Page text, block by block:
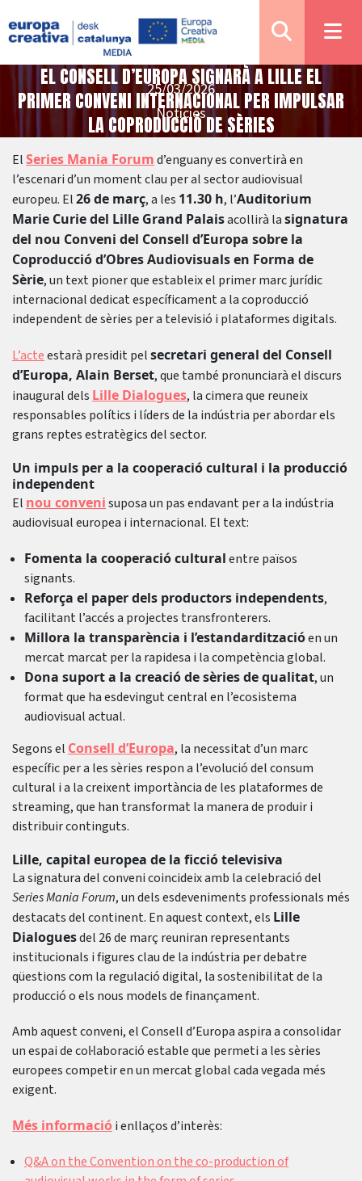
Notícies
EL CONSELL D’EUROPA SIGNARÀ A LILLE EL
PRIMER CONVENI INTERNACIONAL PER IMPULSAR
LA COPRODUCCIÓ DE SÈRIES
25/03/2026
ElSeries Mania Forumd’enguany es convertirà en
l’escenari d’un moment clau per al sector audiovisual
europeu. El26 de març, a les 11.30 h, l’Auditorium
Marie Curie del Lille Grand Palaisacollirà lasignatura
del nou Conveni del Consell d’Europa sobre la
Coproducció d’Obres Audiovisuals en Forma de
Sèrie, un text pioner que estableix el primer marc jurídic
internacional dedicat específicament a la coproducció
independent de sèries per a televisió i plataformes digitals.
L’acteestarà presidit pelsecretari general del Consell
d’Europa, Alain Berset, que també pronunciarà el discurs
inaugural dels Lille Dialogues, la cimera que reuneix
responsables polítics i líders de la indústria per abordar els
grans reptes estratègics del sector.
Un impuls per a la cooperació cultural i la producció
independent
El nou convenisuposa un pas endavant per a la indústria
audiovisual europea i internacional. El text:
Fomenta la cooperació culturalentre països
signants.
Reforça el paper dels productors independents,
facilitant l’accés a projectes transfronterers.
Millora la transparència i l’estandarditzacióen un
mercat marcat per la rapidesa i la competència global.
Dona suport a la creació de sèries de qualitat, un
format que ha esdevingut central en l’ecosistema
audiovisual actual.
Segons el Consell d’Europa, la necessitat d’un marc
específic per a les sèries respon a l’evolució del consum
cultural i a la creixent importància de les plataformes de
streaming, que han transformat la manera de produir i
distribuir continguts.
Lille, capital europea de la ficció televisiva
La signatura del conveni coincideix amb la celebració del
Series Mania Forum, un dels esdeveniments professionals més
destacats del continent. En aquest context, els Lille
Dialoguesdel 26 de març reuniran representants
institucionals i figures clau de la indústria per debatre
qüestions com la regulació digital, la sostenibilitat de la
producció o els nous models de finançament.
Amb aquest conveni, el Consell d’Europa aspira a consolidar
un espai de col·laboració estable que permeti a les sèries
europees competir en un mercat global cada vegada més
exigent.
Més informaciói enllaços d’interès:
Q&A on the Convention on the co-production of